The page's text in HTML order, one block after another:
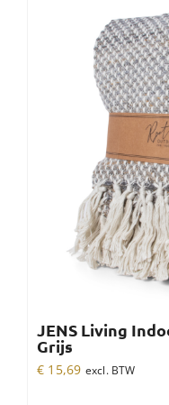
JENS Living
Grijs
€ 15,69 excl. BTW